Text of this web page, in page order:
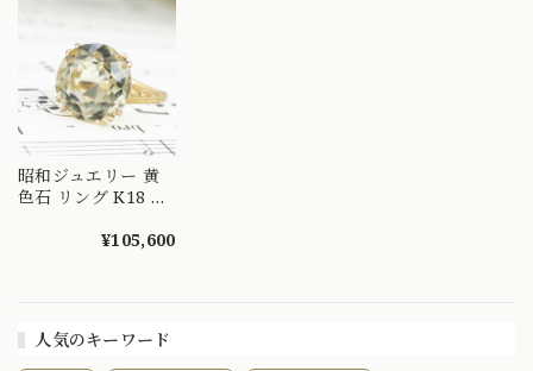
人気のキーワード
昭和ジュエリー 黄
色石 リング K18 ヴ
トロ 和彫り 手彫り
¥105,600